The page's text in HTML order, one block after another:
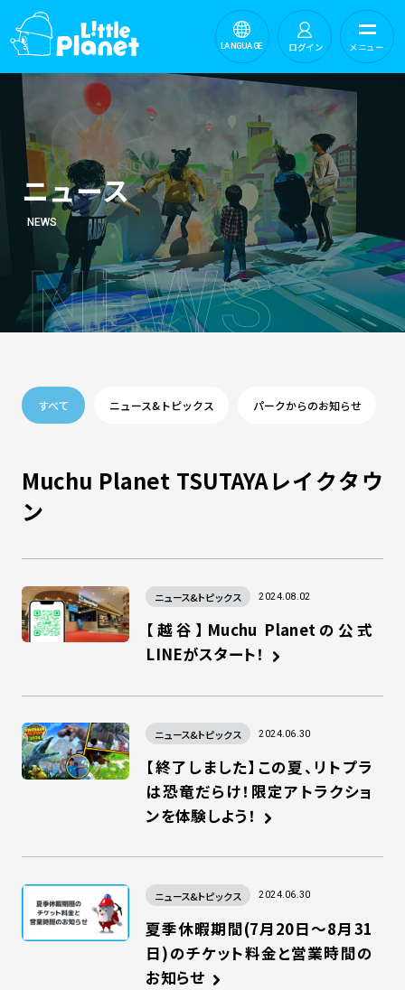
ログイン
LANGUAGE メニュー
ニュース
NEWS
NEWS
すべて ニュース&トピックス パークからのお知らせ
Muchu Planet TSUTAYAレイクタウ
ン
ニュース&トピックス 2024.08.02
【越谷】Muchu Planetの公式
LINEがスタート！
ニュース&トピックス 2024.06.30
【終了しました】この夏、リトプラ
は恐竜だらけ！限定アトラクショ
ンを体験しよう！
ニュース&トピックス 2024.06.30
夏季休暇期間(7月20日～8月31
日)のチケット料金と営業時間の
お知らせ